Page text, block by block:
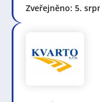
Zveřejněno: 5.